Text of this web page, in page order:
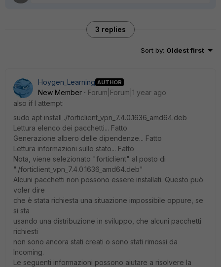
3 replies
Sort by: Oldest first
Hoygen_Learning AUTHOR
New Member
Forum|Forum|1 year ago
also if I attempt:
sudo apt install ./forticlient_vpn_7.4.0.1636_amd64.deb
Lettura elenco dei pacchetti... Fatto
Generazione albero delle dipendenze... Fatto
Lettura informazioni sullo stato... Fatto
Nota, viene selezionato "forticlient" al posto di
"./forticlient_vpn_7.4.0.1636_amd64.deb"
Alcuni pacchetti non possono essere installati. Questo può
voler dire
che è stata richiesta una situazione impossibile oppure, se
si sta
usando una distribuzione in sviluppo, che alcuni pacchetti
richiesti
non sono ancora stati creati o sono stati rimossi da
Incoming.
Le seguenti informazioni possono aiutare a risolvere la